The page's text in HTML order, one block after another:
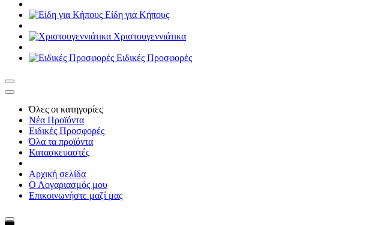
Είδη για Κήπους
Χριστουγεννιάτικα
Ειδικές Προσφορές
Όλες οι κατηγορίες
Νέα Προϊόντα
Ειδικές Προσφορές
Όλα τα προϊόντα
Κατασκευαστές
Αρχική σελίδα
Ο Λογαριασμός μου
Επικοινωνήστε μαζί μας